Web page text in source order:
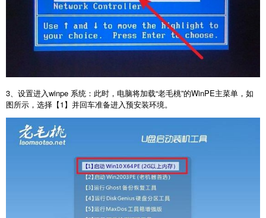
3、设置进入winpe 系统：此时，电脑将加载“老毛桃”的WinPE主菜单，如
图所示，选择【1】并回车准备进入预安装环境。